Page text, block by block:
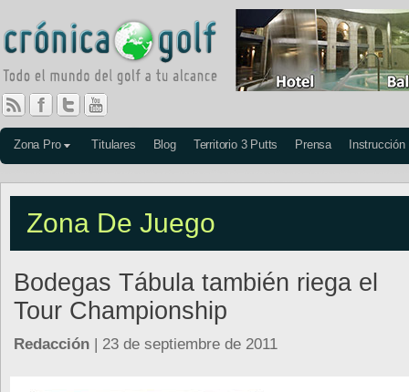
Zona Pro Titulares Blog Territorio 3 Putts Prensa Instrucción
Zona De Juego
Bodegas Tábula también riega el
Tour Championship
Redacción | 23 de septiembre de 2011